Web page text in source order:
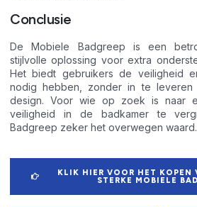
Conclusie
De Mobiele Badgreep is een
stijlvolle oplossing voor extra
Het biedt gebruikers de veiligheid
nodig hebben, zonder in te leveren
design. Voor wie op zoek is naar
veiligheid in de badkamer te
Badgreep zeker het overwegen waard.
KLIK HIER VOOR HET KOPEN
STERKE MOBIELE